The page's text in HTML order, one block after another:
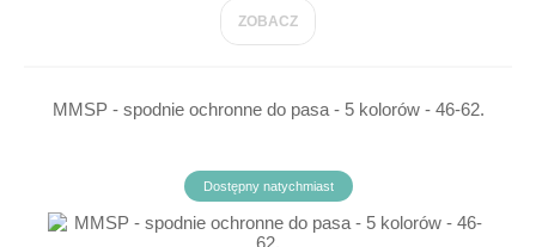
ZOBACZ
MMSP - spodnie ochronne do pasa - 5 kolorów - 46-62.
Dostępny natychmiast